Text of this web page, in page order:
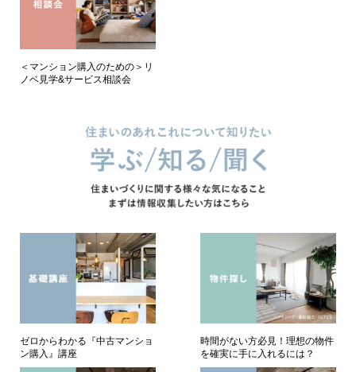
＜マンション購入のための＞リ
ノベ見学&サービス相談会
ゼロからわかる『中古マンショ
ン購入』講座
時間がない方必見！理想の物件
を確実に手に入れるには？